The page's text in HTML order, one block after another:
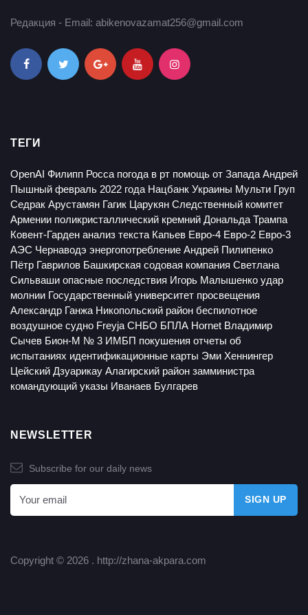
Редакция - Email: abikenovazamat256@gmail.com
ТЕГИ
OpenAI Филипп Росса погода в рт помощь от Запада Андрей
Пышный февраль 2022 года Нацбанк Украины Мульти Груп
Седрак Арустамян Гагик Царукян Следственный комитет
Армении поликристаллический кремний Дональда Трампа
Ковент-Гарден анализ текста Капьев Евро-4 Евро-2 Евро-3
АЭС Чернаводэ энергопотребление Андрей Пилипенко
Пётр Гаврилов Башкирская содовая компания Светлана
Сильваши опасные последствия Игорь Малышенко удар
молнии Государственный университет просвещения
Александр Ганжа Никопольский район беспилотное
воздушное судно Freyja СНБО БПЛА Hornet Владимир
Сычев Бион-М № 3 ИМБП покушения отчеты об
испытаниях идентификационные карты Эми Хеннингер
Цейский Дзуарикау Алагирский район замминистра
командующий указы Иванаев Булгарев
NEWSLETTER
Subscribe for our daily news
Copyright © 2026 . http://zhana-akpara.com